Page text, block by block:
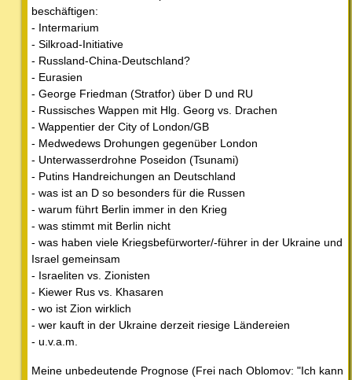
beschäftigen:
- Intermarium
- Silkroad-Initiative
- Russland-China-Deutschland?
- Eurasien
- George Friedman (Stratfor) über D und RU
- Russisches Wappen mit Hlg. Georg vs. Drachen
- Wappentier der City of London/GB
- Medwedews Drohungen gegenüber London
- Unterwasserdrohne Poseidon (Tsunami)
- Putins Handreichungen an Deutschland
- was ist an D so besonders für die Russen
- warum führt Berlin immer in den Krieg
- was stimmt mit Berlin nicht
- was haben viele Kriegsbefürworter/-führer in der Ukraine und
Israel gemeinsam
- Israeliten vs. Zionisten
- Kiewer Rus vs. Khasaren
- wo ist Zion wirklich
- wer kauft in der Ukraine derzeit riesige Ländereien
- u.v.a.m.
Meine unbedeutende Prognose (Frei nach Oblomov: "Ich kann